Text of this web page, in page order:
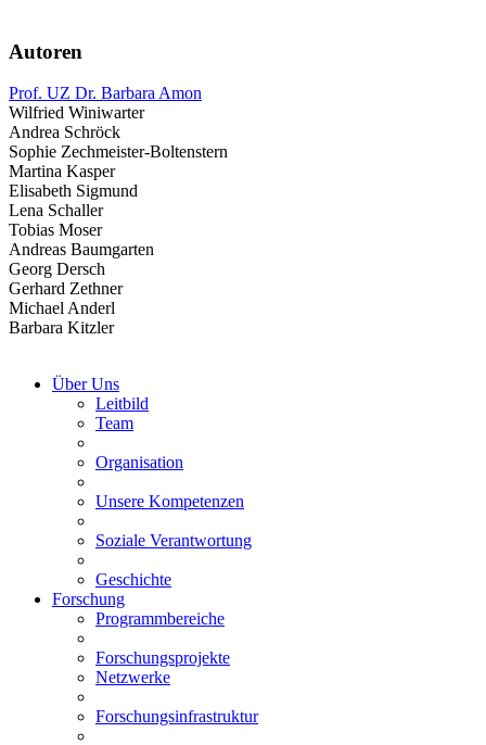
Autoren
Prof. UZ Dr. Barbara Amon
Wilfried Winiwarter
Andrea Schröck
Sophie Zechmeister-Boltenstern
Martina Kasper
Elisabeth Sigmund
Lena Schaller
Tobias Moser
Andreas Baumgarten
Georg Dersch
Gerhard Zethner
Michael Anderl
Barbara Kitzler
Über Uns
Leitbild
Team
Organisation
Unsere Kompetenzen
Soziale Verantwortung
Geschichte
Forschung
Programmbereiche
Forschungsprojekte
Netzwerke
Forschungsinfrastruktur